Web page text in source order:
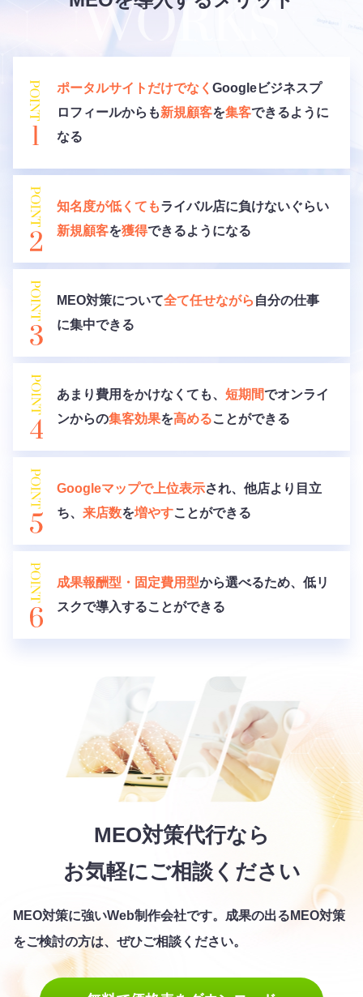
ポータルサイトだけでなく Googleビジネスプ
ロフィールからも新規顧客を集客できるように
なる
知名度が低くてもライバル店に負けないぐらい
新規顧客を獲得できるようになる
MEO対策について全て任せながら 自分の仕事
に集中できる
あまり費用をかけなくても、 短期間でオンライ
ンからの集客効果を高めることができる
Googleマップで上位表示され、他店より目立
ち、 来店数を増やすことができる
成果報酬型・固定費用型から選べるため、低リ
スクで導入することができる
MEO対策代行なら
お気軽にご相談ください
MEO対策に強いWeb制作会社です。 成果の出るMEO対策
をご検討の方は、ぜひご相談ください。